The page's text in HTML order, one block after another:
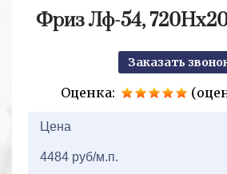
Фриз Лф-54,
Заказать
Оценка:
Цена
4484 руб/м.п.